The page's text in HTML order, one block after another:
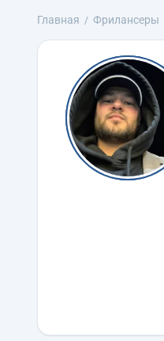
Главная Фрилансеры